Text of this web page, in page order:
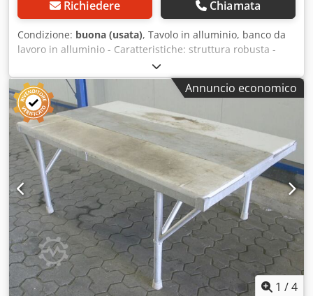
Richiedere Chiamata
Condizione: buona (usata), Tavolo in alluminio, banco da
lavoro in alluminio - Caratteristiche: struttura robusta -
Base: 1 - Piano in materiale plastico - Ripiano - Dimensioni:
1800/700/H820 mm - Peso: 60 kg Chodpfxjb A I N No An Esa
Annuncio economico
1 /4